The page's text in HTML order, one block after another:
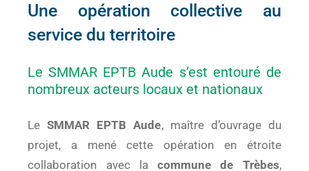
Une opération collective au
service du territoire
Le SMMAR EPTB Aude s’est entouré de
nombreux acteurs locaux et nationaux
LeSMMAR EPTB Aude, maître d’ouvrage du
projet, a mené cette opération en étroite
collaboration avec lacommune de Trèbes,